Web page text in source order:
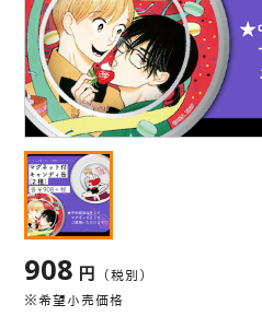
908 円 （税別）
※希望小売価格